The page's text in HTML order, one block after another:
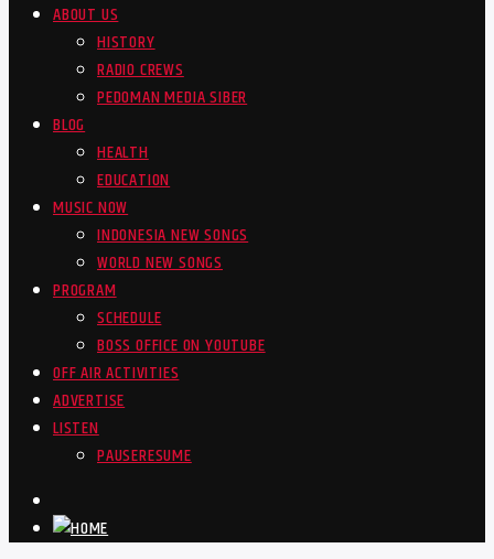
ABOUT US
HISTORY
RADIO CREWS
PEDOMAN MEDIA SIBER
BLOG
HEALTH
EDUCATION
MUSIC NOW
INDONESIA NEW SONGS
WORLD NEW SONGS
PROGRAM
SCHEDULE
BOSS OFFICE ON YOUTUBE
OFF AIR ACTIVITIES
ADVERTISE
LISTEN
PAUSERESUME